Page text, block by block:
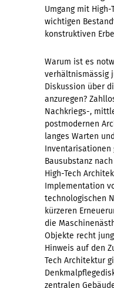
Umgang mit
wichtigen
konstruktiven
Warum ist es
verhältnismässig
Diskussion über
anzuregen?
Nachkriegs-,
postmodernen
langes Warten
Inventarisationen
Bausubstanz
High-Tech
Implementation
technologischen
kürzeren
die
Objekte recht
Hinweis auf den
Tech Architektur
zentralen